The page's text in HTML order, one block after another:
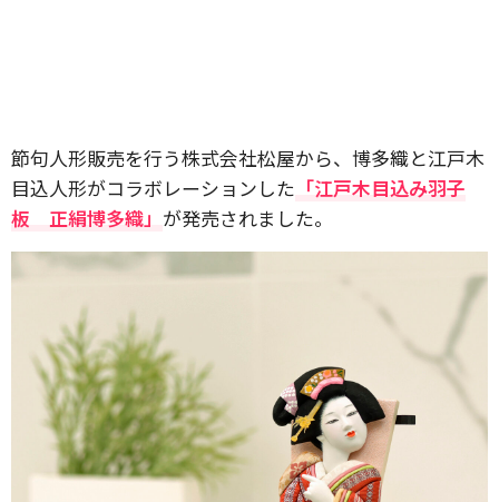
節句人形販売を行う株式会社松屋から、博多織と江戸木
目込人形がコラボレーションした 「江戸木目込み羽子
板 正絹博多織」 が発売されました。